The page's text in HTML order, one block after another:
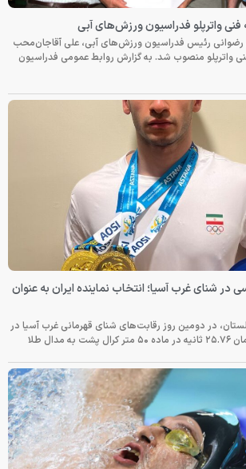
واترپلو فدراسیون ورزش‌های آبی
رئیس فدراسیون ورزش‌های آبی، علی آقاجان‌محب
واترپلو منصوب شد. به گزارش روابط عمومی فدراسیون
شنای غرب آسیا؛ انتخاب نماینده ایران به عنوان
در دومین روز رقابت‌های شنای قهرمانی غرب آسیا در
طلا